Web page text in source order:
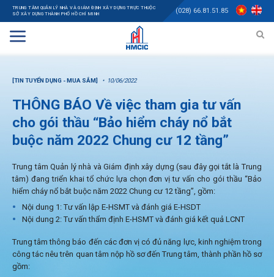
TRUNG TÂM QUẢN LÝ NHÀ VÀ GIÁM ĐỊNH XÂY DỰNG TRỰC THUỘC
SỞ XÂY DỰNG THÀNH PHỐ HỒ CHÍ MINH
(028) 66.81.51.85
[TIN TUYỂN DỤNG - MUA SẮM] 10/06/2022
THÔNG BÁO Về việc tham gia tư vấn
cho gói thầu “Bảo hiểm cháy nổ bắt
buộc năm 2022 Chung cư 12 tầng”
Trung tâm Quản lý nhà và Giám định xây dựng (sau đây gọi tắt là Trung
tâm) đang triển khai tổ chức lựa chọn đơn vị tư vấn cho gói thầu “Bảo
hiểm cháy nổ bắt buộc năm 2022 Chung cư 12 tầng”, gồm:
Nội dung 1: Tư vấn lập E-HSMT và đánh giá E-HSDT
Nội dung 2: Tư vấn thẩm định E-HSMT và đánh giá kết quả LCNT
Trung tâm thông báo đến các đơn vị có đủ năng lực, kinh nghiệm trong
công tác nêu trên quan tâm nộp hồ sơ đến Trung tâm, thành phần hồ sơ
gồm: